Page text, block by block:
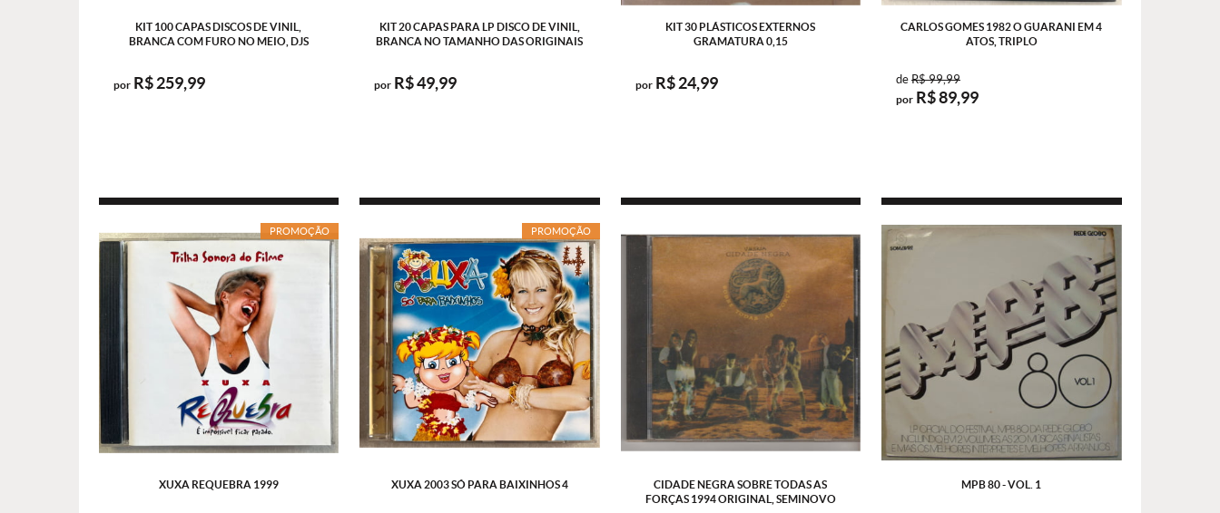
KIT 100 CAPAS DISCOS DE VINIL,
BRANCA COM FURO NO MEIO, DJS
por R$ 259,99
KIT 20 CAPAS PARA LP DISCO DE VINIL,
BRANCA NO TAMANHO DAS ORIGINAIS
por R$ 49,99
KIT 30 PLÁSTICOS EXTERNOS
GRAMATURA 0,15
por R$ 24,99
CARLOS GOMES 1982 O GUARANI EM 4
ATOS, TRIPLO
de R$ 99,99
por R$ 89,99
PROMOÇÃO
XUXA REQUEBRA 1999
PROMOÇÃO
XUXA 2003 SÓ PARA BAIXINHOS 4
CIDADE NEGRA SOBRE TODAS AS
FORÇAS 1994 ORIGINAL, SEMINOVO
MPB 80 - VOL. 1